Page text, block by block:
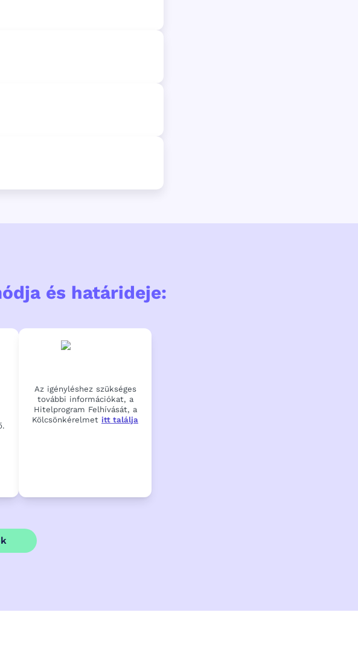
és határideje:
Az igényléshez szükséges
további információkat, a
Hitelprogram Felhívását, a
Kölcsönkérelmet itt találja